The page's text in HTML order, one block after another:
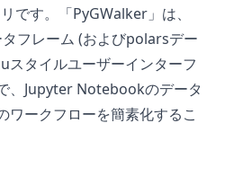
です。「PyGWalker」は、
フレーム (およびpolarsデー
スタイルユーザーインターフ
、Jupyter Notebookのデータ
ワークフローを簡素化するこ